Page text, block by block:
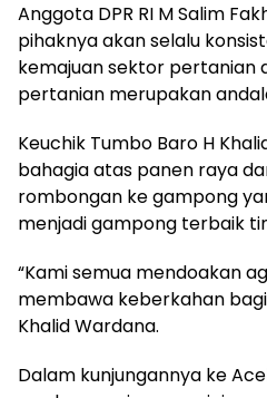
Anggota DPR RI M Salim
pihaknya akan selalu
kemajuan sektor pertanian
pertanian merupakan
Keuchik Tumbo Baro H
bahagia atas panen raya
rombongan ke gampong
menjadi gampong terbaik
“Kami semua mendoakan
membawa keberkahan
Khalid Wardana.
Dalam kunjungannya ke